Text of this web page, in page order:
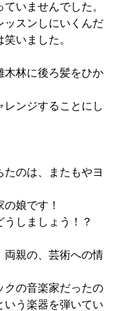
いませんでした。
ッスンしにいくんだ
いました。
木林に後ろ髪をひか
レンジすることにし
たのは、またもやヨ
娘です！
うしましょう！？
両親の、芸術への情
クの音楽家だったの
いう楽器を弾いてい